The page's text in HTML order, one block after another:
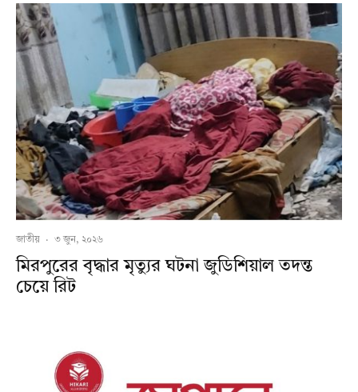
জাতীয় · ৩ জুন, ২০২৬
মিরপুরের বৃদ্ধার মৃত্যুর ঘটনা জুডিশিয়াল তদন্ত
চেয়ে রিট